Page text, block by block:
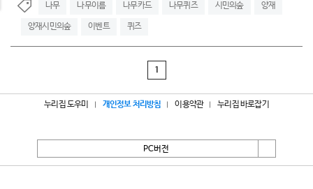
나무 나무이름 나무카드 나무퀴즈 시민의숲 양재
양재시민의숲 이벤트 퀴즈
1
누리집 도우미 개인정보 처리방침 이용약관 누리집 바로잡기
PC버전